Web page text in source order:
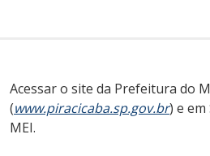
Acessar o site da Prefeitura do
(www.piracicaba.sp.gov.br) e
MEI.